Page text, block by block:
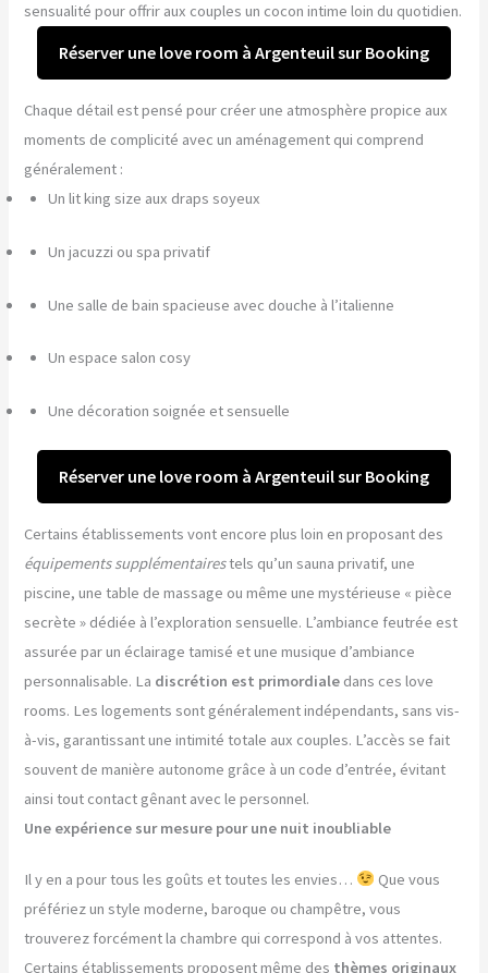
sensualité pour offrir aux couples un cocon intime loin du quotidien.
Réserver une love room à Argenteuil sur Booking
Chaque détail est pensé pour créer une atmosphère propice aux
moments de complicité avec un aménagement qui comprend
généralement :
Un lit king size aux draps soyeux
Un jacuzzi ou spa privatif
Une salle de bain spacieuse avec douche à l’italienne
Un espace salon cosy
Une décoration soignée et sensuelle
Réserver une love room à Argenteuil sur Booking
Certains établissements vont encore plus loin en proposant des
équipements supplémentairestels qu’un sauna privatif, une
piscine, une table de massage ou même une mystérieuse « pièce
secrète » dédiée à l’exploration sensuelle. L’ambiance feutrée est
assurée par un éclairage tamisé et une musique d’ambiance
personnalisable. La discrétion est primordiale dans ces love
rooms. Les logements sont généralement indépendants, sans vis-
à-vis, garantissant une intimité totale aux couples. L’accès se fait
souvent de manière autonome grâce à un code d’entrée, évitant
ainsi tout contact gênant avec le personnel.
Une expérience sur mesure pour une nuit inoubliable
Il y en a pour tous les goûts et toutes les envies…
Que vous
préfériez un style moderne, baroque ou champêtre, vous
trouverez forcément la chambre qui correspond à vos attentes.
Certains établissements proposent même des thèmes originaux